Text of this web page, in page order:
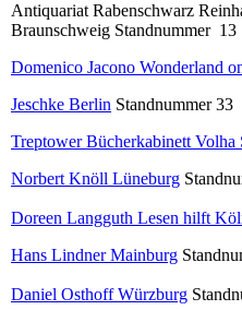
Antiquariat Rabenschwarz
Braunschweig Standnummer 13
Domenico Jacono Wonderland
Jeschke Berlin Standnummer 33
Treptower Bücherkabinett Volha
Norbert Knöll Lüneburg
Doreen Langguth Lesen hilft
Hans Lindner Mainburg
Daniel Osthoff Würzburg